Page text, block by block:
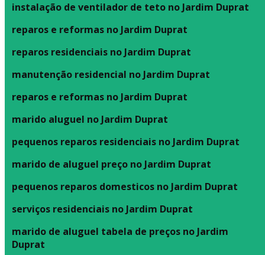
instalação de ventilador de teto no Jardim Duprat
reparos e reformas no Jardim Duprat
reparos residenciais no Jardim Duprat
manutenção residencial no Jardim Duprat
reparos e reformas no Jardim Duprat
marido aluguel no Jardim Duprat
pequenos reparos residenciais no Jardim Duprat
marido de aluguel preço no Jardim Duprat
pequenos reparos domesticos no Jardim Duprat
serviços residenciais no Jardim Duprat
marido de aluguel tabela de preços no Jardim
Duprat